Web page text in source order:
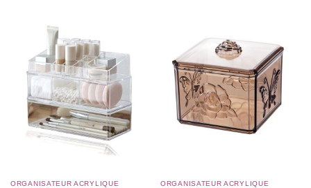
ORGANISATEUR ACRYLIQUE
ORGANISATEUR ACRYLIQUE